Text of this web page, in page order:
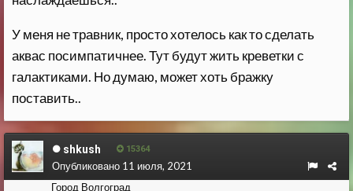
У меня не травник, просто хотелось как то сделать
аквас посимпатичнее. Тут будут жить креветки с
галактиками. Но думаю, может хоть бражку
поставить..
shkush 15364
Город Волгоград
Опубликовано 11 июля, 2021